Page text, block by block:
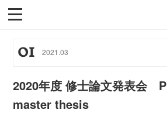
01 2021 .03
2020年度 修士論文発表会
master thesis